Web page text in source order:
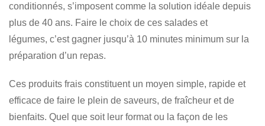
conditionnés, s’imposent comme la solution idéale depuis
plus de 40 ans. Faire le choix de ces salades et
légumes, c’est gagner jusqu’à 10 minutes minimum sur la
préparation d’un repas.
Ces produits frais constituent un moyen simple, rapide et
efficace de faire le plein de saveurs, de fraîcheur et de
bienfaits. Quel que soit leur format ou la façon de les